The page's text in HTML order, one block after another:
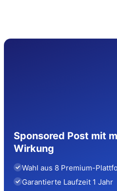
Sponsored Post mit
Wirkung
Wahl aus 8 Premium-
Garantierte Laufzeit 1 Jahr